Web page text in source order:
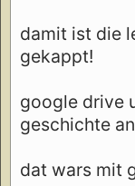
damit ist die
gekappt!
google drive
geschichte
dat wars mit